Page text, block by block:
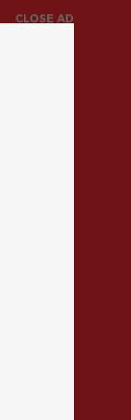
CLOSE AD